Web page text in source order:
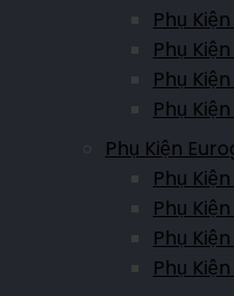
0911.007.365
Showroom Lạng Sơn
Minh Khai, P. Hoàng Văn
Showroom Bắc Kạn
Trường Chinh, P. Đức
Phụ
Phụ
Phụ
Phụ
Phụ Kiện
Phụ
Phụ
Phụ
Phụ